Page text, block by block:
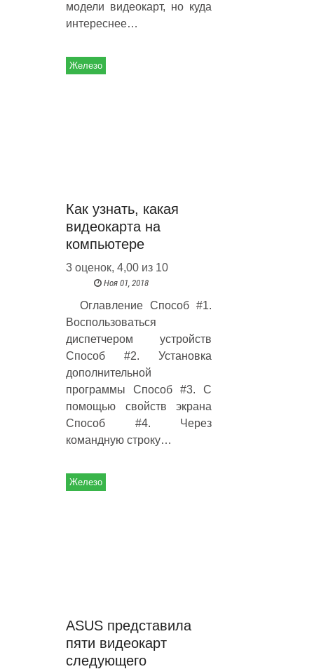
модели видеокарт, но куда
интереснее…
Железо
Как узнать, какая
видеокарта на
компьютере
3 оценок, 4,00 из 10
Ноя 01, 2018
Оглавление Способ #1.
Воспользоваться
диспетчером устройств
Способ #2. Установка
дополнительной
программы Способ #3. С
помощью свойств экрана
Способ #4. Через
командную строку…
Железо
ASUS представила
пяти видеокарт
следующего